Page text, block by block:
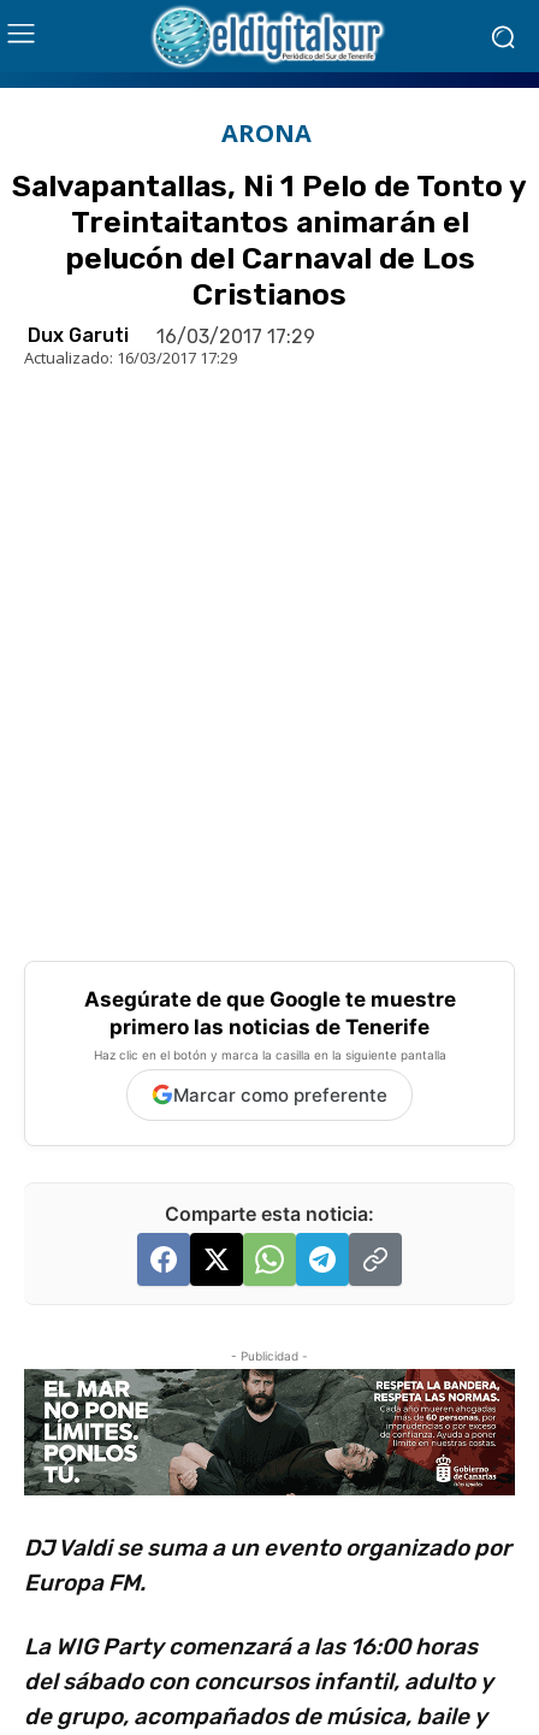
ARONA
Salvapantallas, Ni 1 Pelo de Tonto y
Treintaitantos animarán el
pelucón del Carnaval de Los
Cristianos
Dux Garuti 16/03/2017 17:29
Actualizado: 16/03/2017 17:29
Asegúrate de que Google te muestre
primero las noticias de Tenerife
Haz clic en el botón y marca la casilla en la siguiente pantalla
Marcar como preferente
Comparte esta noticia:
- Publicidad -
DJ Valdi se suma a un evento organizado por
Europa FM.
La WIG Party comenzará a las 16:00 horas
del sábado con concursos infantil, adulto y
de grupo, acompañados de música, baile y